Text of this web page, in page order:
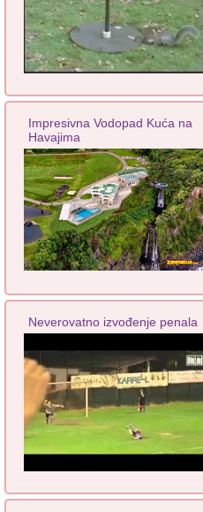
Impresivna Vodopad Kuća na
Havajima
Neverovatno izvođenje penala